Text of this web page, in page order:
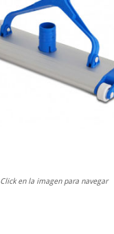
Click en la imagen para navegar